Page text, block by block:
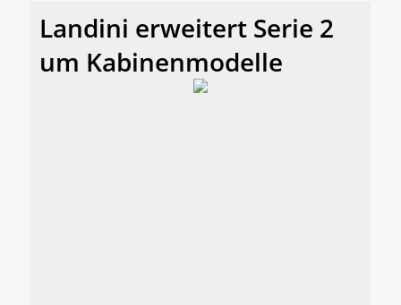
Landini erweitert Serie 2
um Kabinenmodelle